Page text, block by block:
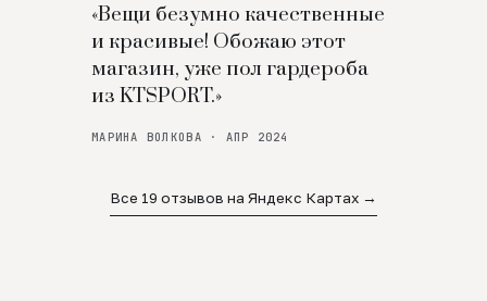
«Вещи безумно качественные
и красивые! Обожаю этот
магазин, уже пол гардероба
из KTSPORT.»
МАРИНА ВОЛКОВА · АПР 2024
Все 19 отзывов на Яндекс Картах →